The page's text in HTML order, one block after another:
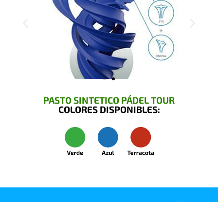
PASTO SINTETICO PÁDEL TOUR
COLORES DISPONIBLES: